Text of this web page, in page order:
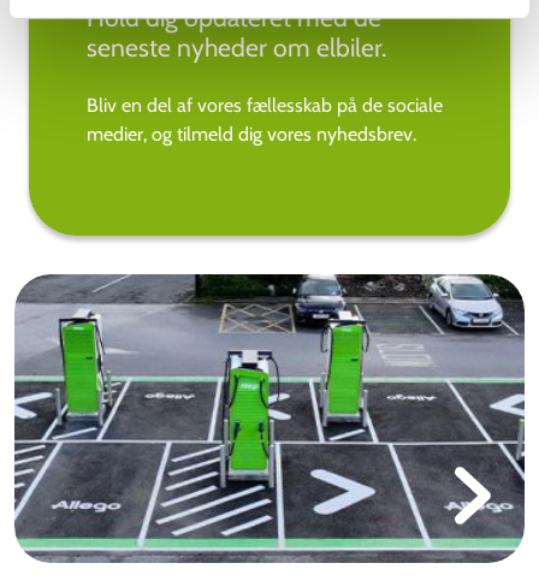
Hold dig opdateret med de
seneste nyheder om elbiler.
Bliv en del af vores fællesskab på de sociale
medier, og tilmeld dig vores nyhedsbrev.